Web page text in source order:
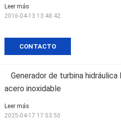
CONTACTO
Leer más
2016-04-13 13:48:42
Generador de turbina
acero inoxidable
Leer más
2025-04-17 17:53:50